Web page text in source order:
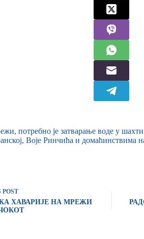
потребно је затварање воде у
Воје Ринчића и
POST
ХАВАРИЈЕ НА МРЕЖИ